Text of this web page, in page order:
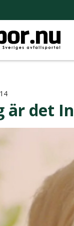
är det